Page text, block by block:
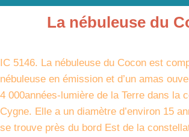
La nébuleuse du
IC 5146. La nébuleuse du Cocon est
nébuleuse en émission et d’un amas
4 000années-lumière de la Terre dans la
Cygne. Elle a un diamètre d’environ 15
se trouve près du bord Est de la